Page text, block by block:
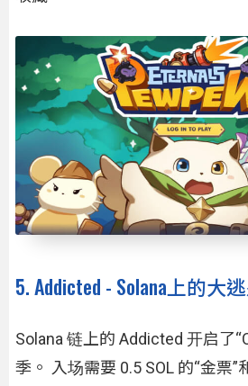
5. Addicted - Solana上的大
Solana 链上的 Addicted 开启了
季。 入场需要 0.5 SOL 的“金票